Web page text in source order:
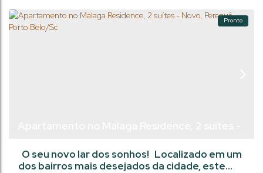
Pronto
O seu novo lar dos sonhos! Localizado em um
dos bairros mais desejados da cidade, este